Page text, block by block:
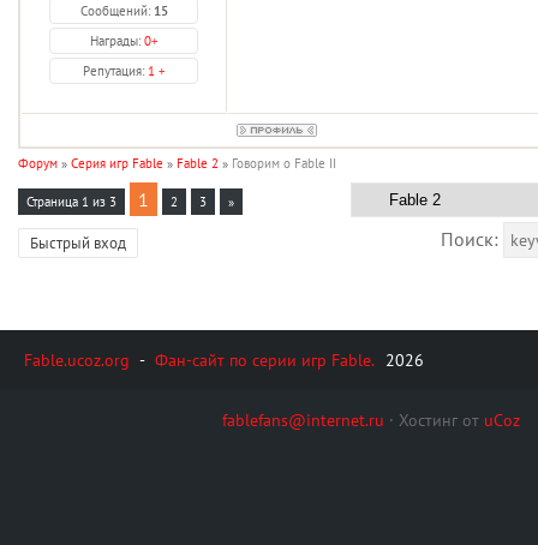
Сообщений: 15
Награды: 0+
Репутация: 1 +
Форум » Серия игр Fable » Fable 2 » Говорим о Fable II
Страница 1 из 3 1 2 3 »
Поиск:
Fable.ucoz.org - Фан-сайт по серии игр Fable. 2026
fablefans@internet.ru · Хостинг от uCoz